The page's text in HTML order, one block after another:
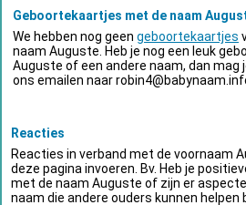
Geboortekaartjes met de naam
We hebben nog geen geboortekaartjes
naam Auguste. Heb je nog een leuk
Auguste of een andere naam, dan mag
ons emailen naar
Reacties
Reacties in verband met de voornaam
deze pagina invoeren. Bv. Heb je
met de naam Auguste of zijn er
naam die andere ouders kunnen helpen